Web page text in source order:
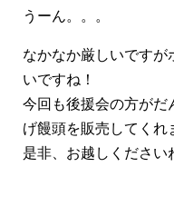
うーん。。。
なかなか厳しいですが
いですね！
今回も後援会の方がだ
げ饅頭を販売してくれ
是非、お越しください